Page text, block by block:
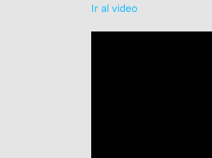
Ir al video